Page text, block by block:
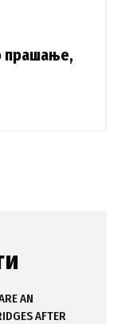
прашање,
AN
AFTER